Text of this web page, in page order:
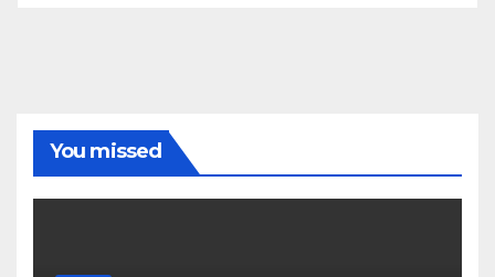
You missed